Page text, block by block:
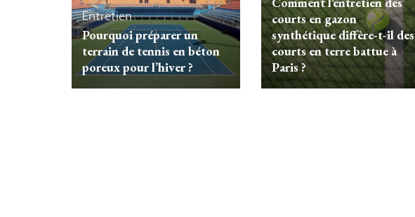
Entretien
Pourquoi préparer un
terrain de tennis en béton
poreux pour l’hiver ?
courts en gazon
synthétique diffère-t-il des
courts en terre battue à
Paris ?